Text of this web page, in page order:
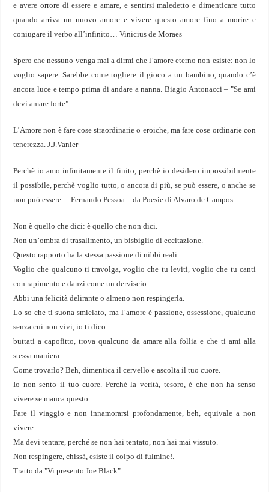
e avere orrore di essere e amare, e sentirsi maledetto e dimenticare tutto
quando arriva un nuovo amore e vivere questo amore fino a morire e
coniugare il verbo all’infinito… Vinicius de Moraes
Spero che nessuno venga mai a dirmi che l’amore eterno non esiste: non lo
voglio sapere. Sarebbe come togliere il gioco a un bambino, quando c’è
ancora luce e tempo prima di andare a nanna. Biagio Antonacci – "Se ami
devi amare forte"
L’Amore non è fare cose straordinarie o eroiche, ma fare cose ordinarie con
tenerezza. J.J.Vanier
Perchè io amo infinitamente il finito, perchè io desidero impossibilmente
il possibile, perchè voglio tutto, o ancora di più, se può essere, o anche se
non può essere… Fernando Pessoa – da Poesie di Alvaro de Campos
Non è quello che dici: è quello che non dici.
Non un’ombra di trasalimento, un bisbiglio di eccitazione.
Questo rapporto ha la stessa passione di nibbi reali.
Voglio che qualcuno ti travolga, voglio che tu leviti, voglio che tu canti
con rapimento e danzi come un derviscio.
Abbi una felicità delirante o almeno non respingerla.
Lo so che ti suona smielato, ma l’amore è passione, ossessione, qualcuno
senza cui non vivi, io ti dico:
buttati a capofitto, trova qualcuno da amare alla follia e che ti ami alla
stessa maniera.
Come trovarlo? Beh, dimentica il cervello e ascolta il tuo cuore.
Io non sento il tuo cuore. Perché la verità, tesoro, è che non ha senso
vivere se manca questo.
Fare il viaggio e non innamorarsi profondamente, beh, equivale a non
vivere.
Ma devi tentare, perché se non hai tentato, non hai mai vissuto.
Non respingere, chissà, esiste il colpo di fulmine!.
Tratto da "Vi presento Joe Black"